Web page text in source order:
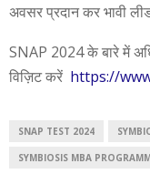
अवसर प्रदान कर भावी
SNAP 2024 के बारे में
विज़िट करें https://
SNAP TEST 2024
SYMBIOSIS MBA